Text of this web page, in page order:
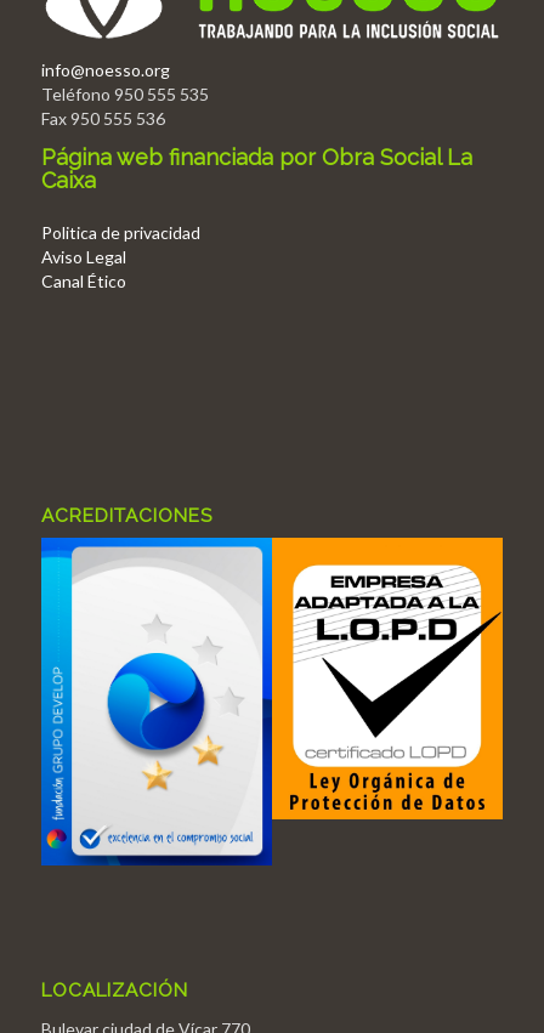
info@noesso.org
Teléfono 950 555 535
Fax 950 555 536
Página web financiada por Obra Social La
Caixa
Politica de privacidad
Aviso Legal
Canal Ético
ACREDITACIONES
LOCALIZACIÓN